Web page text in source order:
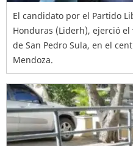
El candidato por el Partido
Honduras (Liderh), ejerció
de San Pedro Sula, en el
Mendoza.